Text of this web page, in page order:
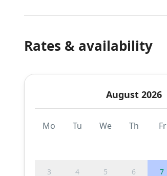
Rates & availability
August 2026
Mo Tu We Th Fr
3 4 5 6 7